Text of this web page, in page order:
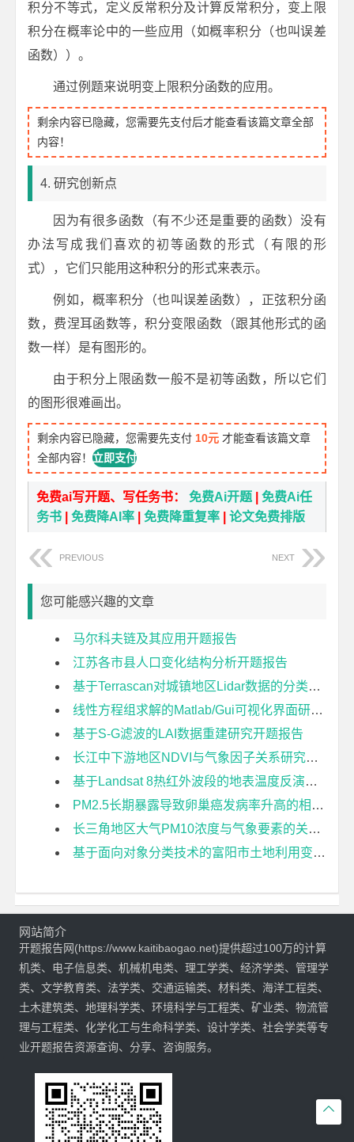
积分不等式，定义反常积分及计算反常积分，变上限
积分在概率论中的一些应用（如概率积分（也叫误差
函数））。
通过例题来说明变上限积分函数的应用。
剩余内容已隐藏，您需要先支付后才能查看该篇文章全部
内容！
4. 研究创新点
因为有很多函数（有不少还是重要的函数）没有
办法写成我们喜欢的初等函数的形式（有限的形
式），它们只能用这种积分的形式来表示。
例如，概率积分（也叫误差函数），正弦积分函
数，费涅耳函数等，积分变限函数（跟其他形式的函
数一样）是有图形的。
由于积分上限函数一般不是初等函数，所以它们
的图形很难画出。
剩余内容已隐藏，您需要先支付 10元 才能查看该篇文章
全部内容！立即支付
免费ai写开题、写任务书：免费Ai开题 |免费Ai任
务书 |免费降AI率 |免费降重复率 |论文免费排版
PREVIOUS NEXT
您可能感兴趣的文章
马尔科夫链及其应用开题报告
江苏各市县人口变化结构分析开题报告
基于Terrascan对城镇地区Lidar数据的分类研究开题报告
线性方程组求解的Matlab/Gui可视化界面研究开题报告
基于S-G滤波的LAI数据重建研究开题报告
长江中下游地区NDVI与气象因子关系研究开题报告
基于Landsat 8热红外波段的地表温度反演方法比较研究开题报告
PM2.5长期暴露导致卵巢癌发病率升高的相对风险及城乡差异——以胡焕庸线东南半部地区为例开题报告
长三角地区大气PM10浓度与气象要素的关联度分析开题报告
基于面向对象分类技术的富阳市土地利用变化检测开题报告

网站简介
开题报告网(https://www.kaitibaogao.net)提供超过100万的计算
机类、电子信息类、机械机电类、理工学类、经济学类、管理学
类、文学教育类、法学类、交通运输类、材料类、海洋工程类、
土木建筑类、地理科学类、环境科学与工程类、矿业类、物流管
理与工程类、化学化工与生命科学类、设计学类、社会学类等专
业开题报告资源查询、分享、咨询服务。